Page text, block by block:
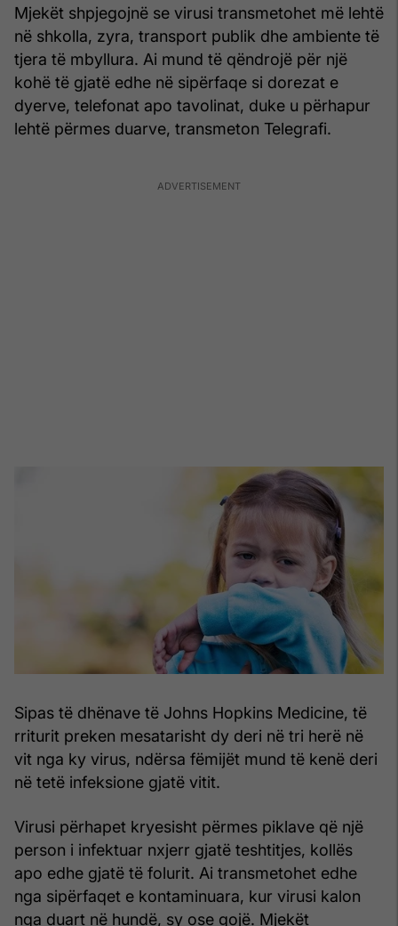
Mjekët shpjegojnë se virusi transmetohet më lehtë
në shkolla, zyra, transport publik dhe ambiente të
tjera të mbyllura. Ai mund të qëndrojë për një
kohë të gjatë edhe në sipërfaqe si dorezat e
dyerve, telefonat apo tavolinat, duke u përhapur
lehtë përmes duarve, transmeton Telegrafi.
Sipas të dhënave të Johns Hopkins Medicine, të
rriturit preken mesatarisht dy deri në tri herë në
vit nga ky virus, ndërsa fëmijët mund të kenë deri
në tetë infeksione gjatë vitit.
Virusi përhapet kryesisht përmes piklave që një
person i infektuar nxjerr gjatë teshtitjes, kollës
apo edhe gjatë të folurit. Ai transmetohet edhe
nga sipërfaqet e kontaminuara, kur virusi kalon
nga duart në hundë, sy ose gojë. Mjekët